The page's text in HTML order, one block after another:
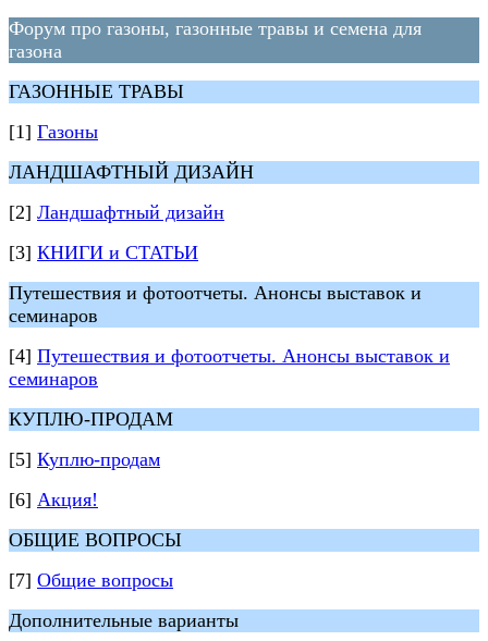
Форум про газоны, газонные травы и семена для
газона
ГАЗОННЫЕ ТРАВЫ
[1] Газоны
ЛАНДШАФТНЫЙ ДИЗАЙН
[2] Ландшафтный дизайн
[3] КНИГИ и СТАТЬИ
Путешествия и фотоотчеты. Анонсы выставок и
семинаров
[4] Путешествия и фотоотчеты. Анонсы выставок и
семинаров
КУПЛЮ-ПРОДАМ
[5] Куплю-продам
[6] Акция!
ОБЩИЕ ВОПРОСЫ
[7] Общие вопросы
Дополнительные варианты